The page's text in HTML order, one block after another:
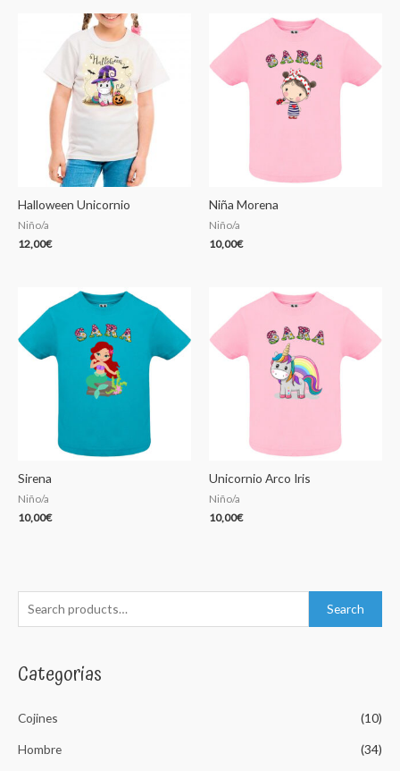
e
r
h
f
Search
Categorias
Cojines (10)
Hombre (34)
Halloween Unicornio
Niño/a
12,00€
Niña Morena
Niño/a
10,00€
Sirena
Niño/a
10,00€
Unicornio Arco Iris
Niño/a
10,00€